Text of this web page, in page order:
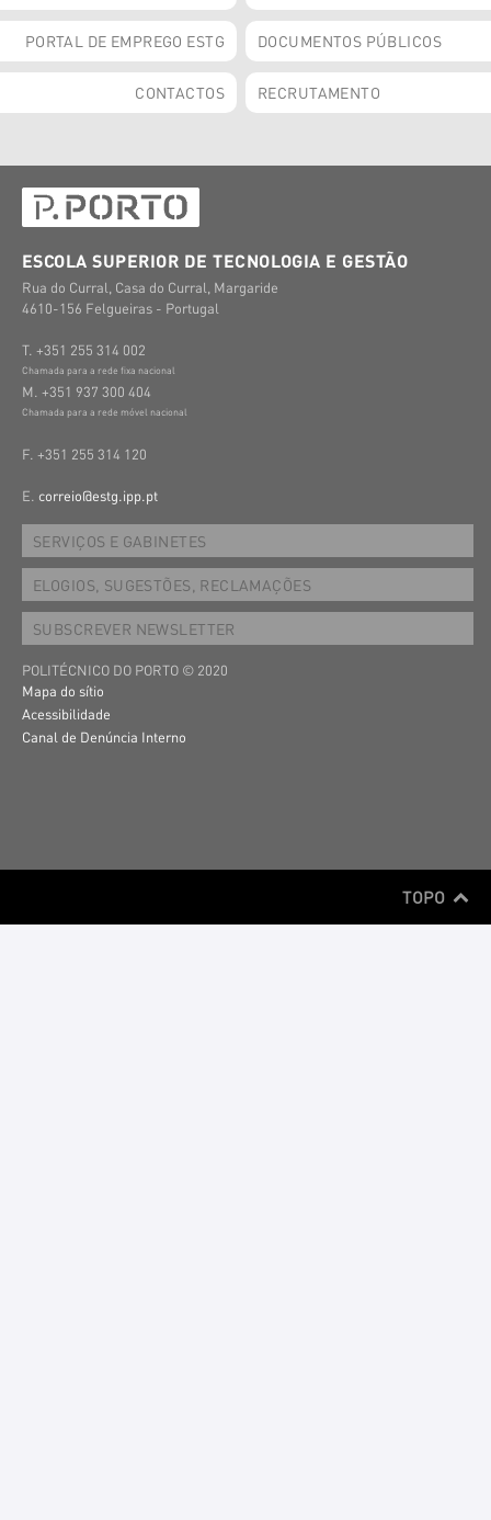
PORTAL DE EMPREGO ESTG DOCUMENTOS PÚBLICOS
CONTACTOS RECRUTAMENTO
ESCOLA SUPERIOR DE TECNOLOGIA E GESTÃO
Rua do Curral, Casa do Curral, Margaride
4610-156 Felgueiras - Portugal
T. +351 255 314 002
Chamada para a rede fixa nacional
M. +351 937 300 404
Chamada para a rede móvel nacional
F. +351 255 314 120
E. correio@estg.ipp.pt
SERVIÇOS E GABINETES
ELOGIOS, SUGESTÕES, RECLAMAÇÕES
SUBSCREVER NEWSLETTER
POLITÉCNICO DO PORTO © 2020
Mapa do sítio
Acessibilidade
Canal de Denúncia Interno
TOPO